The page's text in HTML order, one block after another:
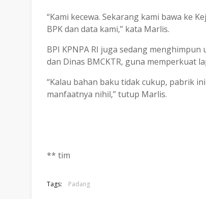
“Kami kecewa. Sekarang kami bawa ke
BPK dan data kami,” kata Marlis.
BPI KPNPA RI juga sedang
dan Dinas BMCKTR, guna memperkuat
“Kalau bahan baku tidak cukup, pabrik
manfaatnya nihil,” tutup Marlis.
** tim
Tags: Padang